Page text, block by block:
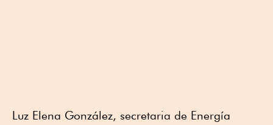
Luz Elena González, secretaria de Energía